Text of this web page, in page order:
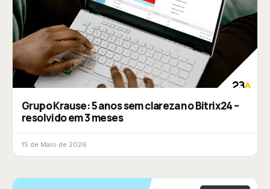
Grupo Krause: 5 anos sem clareza no Bitrix24 –
resolvido em 3 meses
15 de Maio de 2026